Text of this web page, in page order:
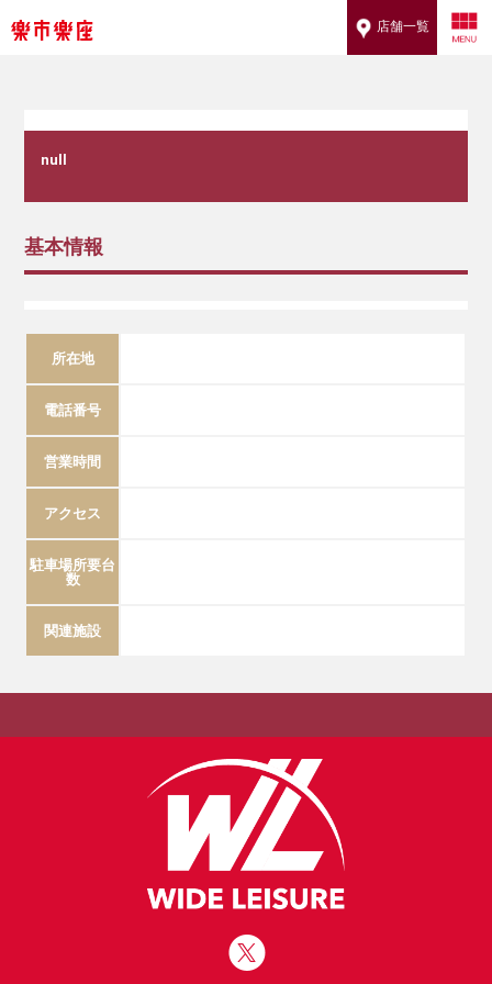
店舗一覧
null
基本情報
所在地
電話番号
営業時間
アクセス
駐車場所要台
数
関連施設